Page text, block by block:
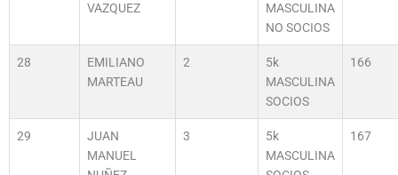
VAZQUEZ
MASCULINA
NO SOCIOS
28
EMILIANO
MARTEAU
2
5k
MASCULINA
SOCIOS
166
29
JUAN
MANUEL
3
5k
MASCULINA
167